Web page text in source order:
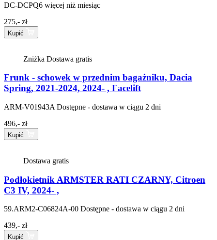
DC-DCPQ6 więcej niż miesiąc
275,- zł
Kupić
Zniżka Dostawa gratis
Frunk - schowek w przednim bagażniku, Dacia
Spring, 2021-2024, 2024- , Facelift
ARM-V01943A Dostępne - dostawa w ciągu 2 dni
496,- zł
Kupić
Dostawa gratis
Podłokietnik ARMSTER RATI CZARNY, Citroen
C3 IV, 2024- ,
59.ARM2-C06824A-00 Dostępne - dostawa w ciągu 2 dni
439,- zł
Kupić